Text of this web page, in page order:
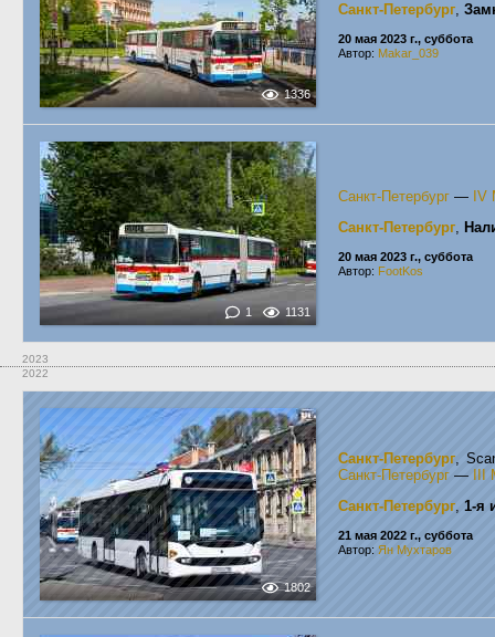
1336
Санкт-Петербург,
20 мая 2023 г., суббота
Автор: Makar_039
1 1131
Санкт-Петербург — IV
Санкт-Петербург,
20 мая 2023 г., суббота
Автор: FootKos
2023
2022
1802
Санкт-Петербург,
Санкт-Петербург —
Санкт-Петербург, 1-я
21 мая 2022 г., суббота
Автор: Ян Мухтаров